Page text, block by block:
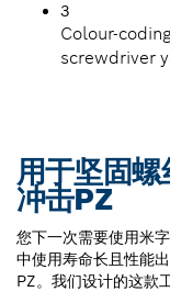
3
Colour-
screwdriver
用于坚固
冲击PZ
您下一次需要使用米
中使用寿命长且性能
PZ。我们设计的这款